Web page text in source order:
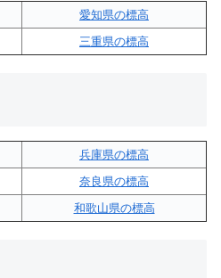
愛知県の標高
三重県の標高
兵庫県の標高
奈良県の標高
和歌山県の標高